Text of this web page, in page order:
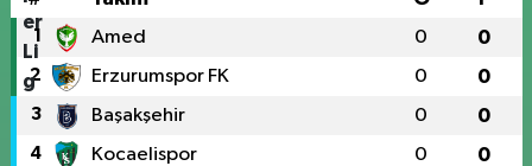
1 Amed 0 0
2 Erzurumspor FK 0 0
3 Başakşehir 0 0
4 Kocaelispor 0 0